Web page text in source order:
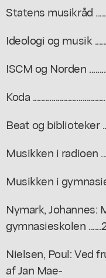
Statens musikråd
Ideologi og musik
ISCM og Norden
Koda
Beat og biblioteker
Musikken i radioen
Musikken i
Nymark, Johannes:
gymnasieskolen
Nielsen, Poul: Ved
af Jan Mae-